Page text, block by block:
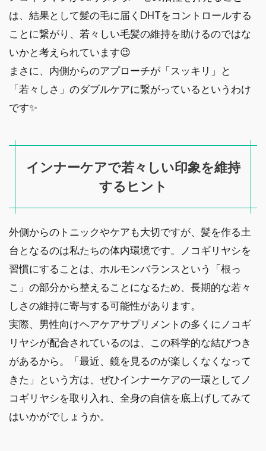
は、結果として髪の毛に届くDHTをコントロールする
ことに繋がり、若々しい毛髪の維持を助けるのではな
いかと考えられています😉
まさに、内側からのアプローチが「スッキリ」と
「若々しさ」のダブルケアに繋がっているというわけ
です✨
インナーケアで若々しい印象を維持
するヒント
外側からのトニックやケアも大切ですが、髪を作る土
台となるのは私たちの体内環境です。ノコギリヤシを
習慣にすることは、ホルモンバランスという「根っ
こ」の部分から整えることになるため、長期的な若々
しさの維持に寄与する可能性があります。
実際、男性向けヘアケアサプリメントの多くにノコギ
リヤシが配合されているのは、この科学的な結びつき
があるから。「最近、鏡を見るのが楽しくなくなって
きた」という方は、ぜひインナーケアの一環としてノ
コギリヤシを取り入れ、全身の自信を底上げしてみて
はいかがでしょうか。